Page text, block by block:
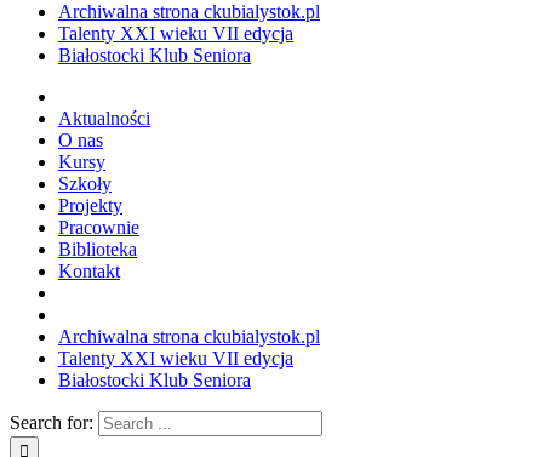
Archiwalna strona ckubialystok.pl
Talenty XXI wieku VII edycja
Białostocki Klub Seniora
Aktualności
O nas
Kursy
Szkoły
Projekty
Pracownie
Biblioteka
Kontakt
Archiwalna strona ckubialystok.pl
Talenty XXI wieku VII edycja
Białostocki Klub Seniora
Search for: